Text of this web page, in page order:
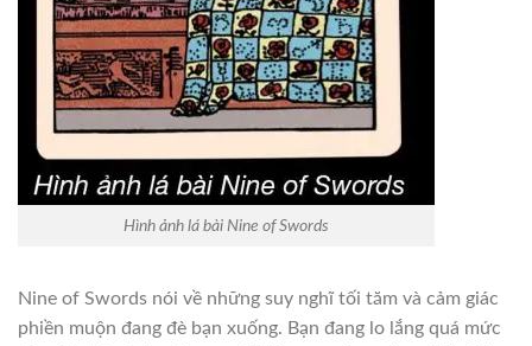
Hình ảnh lá bài Nine of Swords
Nine of Swords nói về những suy nghĩ tối tăm và cảm giác
phiền muộn đang đè bạn xuống. Bạn đang lo lắng quá mức